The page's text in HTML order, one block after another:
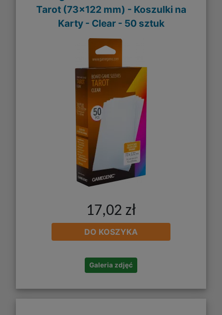
Tarot (73x122 mm) - Koszulki na
Karty - Clear - 50 sztuk
17,02 zł
DO KOSZYKA
Galeria zdjęć